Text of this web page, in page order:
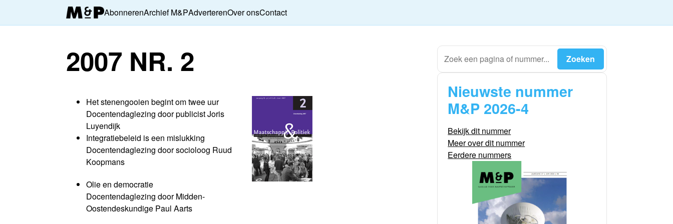
AbonnerenArchief M&PAdverterenOver onsContact
2007 NR. 2
Het stenengooien begint om twee uur
Docentendaglezing door publicist Joris
Luyendijk
Integratiebeleid is een mislukking
Docentendaglezing door socioloog Ruud
Koopmans
Olie en democratie
Docentendaglezing door Midden-
Oostendeskundige Paul Aarts
Nieuwste nummer
M&P 2026-4
Bekijk dit nummer
Meer over dit nummer
Eerdere nummers